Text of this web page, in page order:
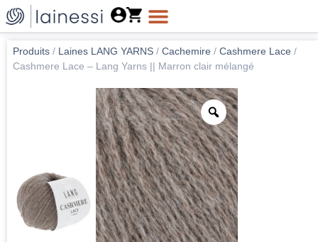
Produits / Laines LANG YARNS / Cachemire / Cashmere Lace /
Cashmere Lace – Lang Yarns || Marron clair mélangé